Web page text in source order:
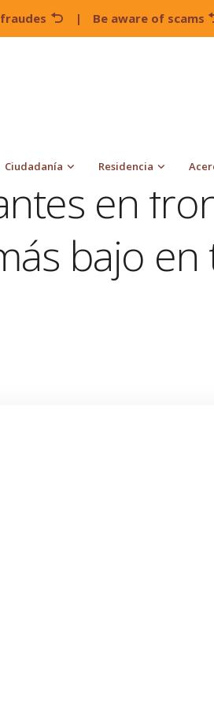
| Be aware of scams
Ciudadanía Residencia
en
bajo en